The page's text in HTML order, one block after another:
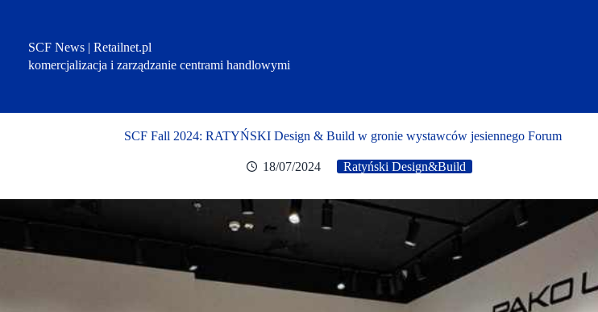
SCF News | Retailnet.pl
komercjalizacja i zarządzanie centrami handlowymi
SCF Fall 2024: RATYŃSKI Design & Build w gronie wystawców jesiennego Forum
18/07/2024 Ratyński Design&Build